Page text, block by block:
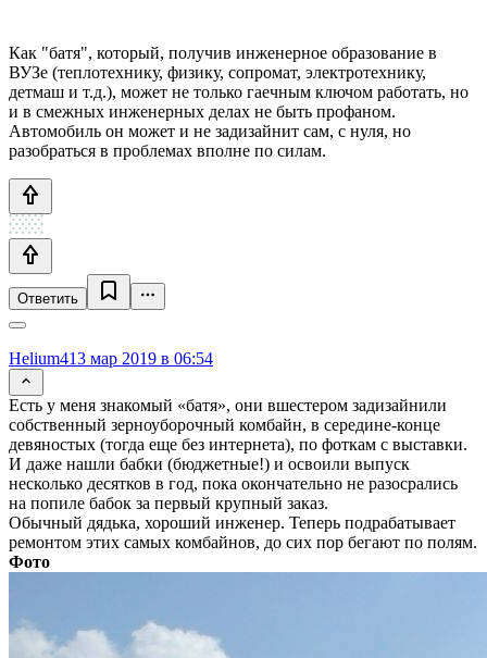
Как "батя", который, получив инженерное образование в
ВУЗе (теплотехнику, физику, сопромат, электротехнику,
детмаш и т.д.), может не только гаечным ключом работать, но
и в смежных инженерных делах не быть профаном.
Автомобиль он может и не задизайнит сам, с нуля, но
разобраться в проблемах вполне по силам.
Ответить
Helium413 мар 2019 в 06:54
Есть у меня знакомый «батя», они вшестером задизайнили
собственный зерноуборочный комбайн, в середине-конце
девяностых (тогда еще без интернета), по фоткам с выставки.
И даже нашли бабки (бюджетные!) и освоили выпуск
несколько десятков в год, пока окончательно не разосрались
на попиле бабок за первый крупный заказ.
Обычный дядька, хороший инженер. Теперь подрабатывает
ремонтом этих самых комбайнов, до сих пор бегают по полям.
Фото